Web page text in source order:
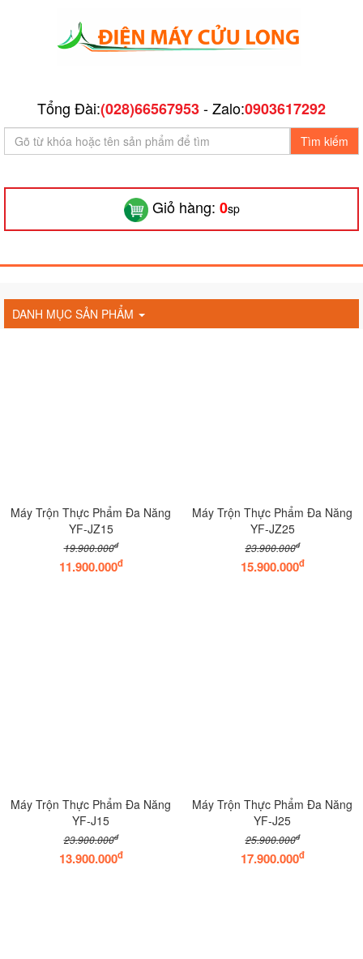
Tổng Đài:(028)66567953- Zalo:0903617292
Tìm kiếm
Giỏ hàng: 0sp
DANH MỤC SẢN PHẨM
Máy Trộn Thực Phẩm Đa Năng
YF-JZ15
19.900.000đ
11.900.000đ
Máy Trộn Thực Phẩm Đa Năng
YF-JZ25
23.900.000đ
15.900.000đ
Máy Trộn Thực Phẩm Đa Năng
YF-J15
23.900.000đ
13.900.000đ
Máy Trộn Thực Phẩm Đa Năng
YF-J25
25.900.000đ
17.900.000đ